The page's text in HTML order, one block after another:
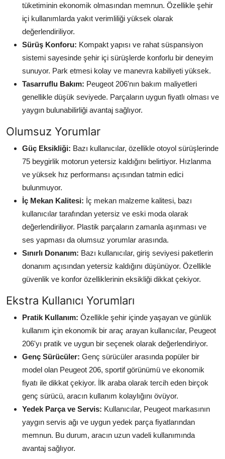
tüketiminin ekonomik olmasından memnun. Özellikle şehir
içi kullanımlarda yakıt verimliliği yüksek olarak
değerlendiriliyor.
Sürüş Konforu: Kompakt yapısı ve rahat süspansiyon
sistemi sayesinde şehir içi sürüşlerde konforlu bir deneyim
sunuyor. Park etmesi kolay ve manevra kabiliyeti yüksek.
Tasarruflu Bakım: Peugeot 206'nın bakım maliyetleri
genellikle düşük seviyede. Parçaların uygun fiyatlı olması ve
yaygın bulunabilirliği avantaj sağlıyor.
Olumsuz Yorumlar
Güç Eksikliği: Bazı kullanıcılar, özellikle otoyol sürüşlerinde
75 beygirlik motorun yetersiz kaldığını belirtiyor. Hızlanma
ve yüksek hız performansı açısından tatmin edici
bulunmuyor.
İç Mekan Kalitesi: İç mekan malzeme kalitesi, bazı
kullanıcılar tarafından yetersiz ve eski moda olarak
değerlendiriliyor. Plastik parçaların zamanla aşınması ve
ses yapması da olumsuz yorumlar arasında.
Sınırlı Donanım: Bazı kullanıcılar, giriş seviyesi paketlerin
donanım açısından yetersiz kaldığını düşünüyor. Özellikle
güvenlik ve konfor özelliklerinin eksikliği dikkat çekiyor.
Ekstra Kullanıcı Yorumları
Pratik Kullanım: Özellikle şehir içinde yaşayan ve günlük
kullanım için ekonomik bir araç arayan kullanıcılar, Peugeot
206'yı pratik ve uygun bir seçenek olarak değerlendiriyor.
Genç Sürücüler: Genç sürücüler arasında popüler bir
model olan Peugeot 206, sportif görünümü ve ekonomik
fiyatı ile dikkat çekiyor. İlk araba olarak tercih eden birçok
genç sürücü, aracın kullanım kolaylığını övüyor.
Yedek Parça ve Servis: Kullanıcılar, Peugeot markasının
yaygın servis ağı ve uygun yedek parça fiyatlarından
memnun. Bu durum, aracın uzun vadeli kullanımında
avantaj sağlıyor.